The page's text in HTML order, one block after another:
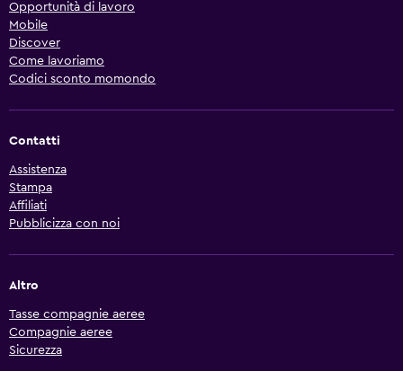
Opportunità di lavoro
Mobile
Discover
Come lavoriamo
Codici sconto momondo
Contatti
Assistenza
Stampa
Affiliati
Pubblicizza con noi
Altro
Tasse compagnie aeree
Compagnie aeree
Sicurezza